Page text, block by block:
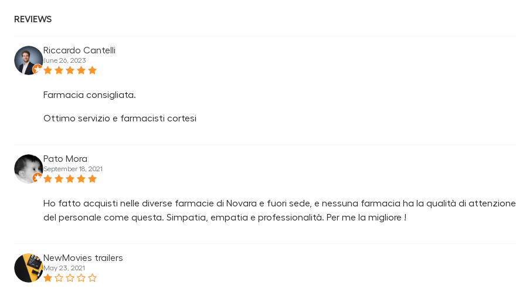
REVIEWS
Riccardo Cantelli
June 26, 2023
Farmacia consigliata.
Ottimo servizio e farmacisti cortesi
Pato Mora
September 18, 2021
Ho fatto acquisti nelle diverse farmacie di Novara e fuori sede, e nessuna farmacia ha la qualità di attenzione
del personale come questa. Simpatia, empatia e professionalità. Per me la migliore !
NewMovies trailers
May 23, 2021